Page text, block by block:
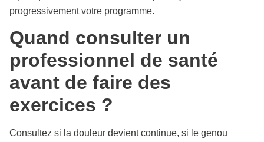
progressivement votre programme.
Quand consulter un
professionnel de santé
avant de faire des
exercices ?
Consultez si la douleur devient continue, si le genou